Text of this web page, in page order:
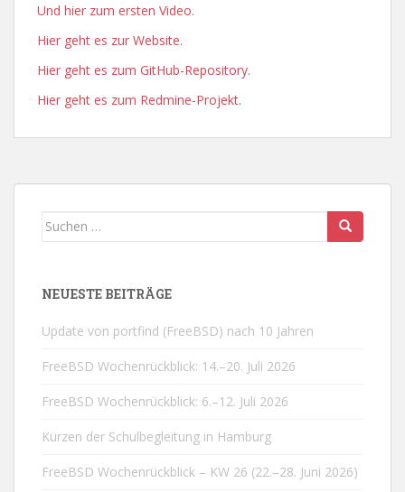
Und hier zum ersten Video.
Hier geht es zur Website.
Hier geht es zum GitHub-Repository.
Hier geht es zum Redmine-Projekt.
Suchen
NEUESTE BEITRÄGE
Update von portfind (FreeBSD) nach 10 Jahren
FreeBSD Wochenrückblick: 14.–20. Juli 2026
FreeBSD Wochenrückblick: 6.–12. Juli 2026
Kürzen der Schulbegleitung in Hamburg
FreeBSD Wochenrückblick – KW 26 (22.–28. Juni 2026)